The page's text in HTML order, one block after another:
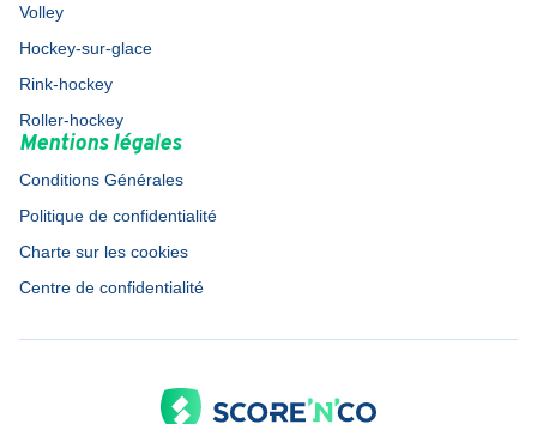
Volley
Hockey-sur-glace
Rink-hockey
Roller-hockey
Mentions légales
Conditions Générales
Politique de confidentialité
Charte sur les cookies
Centre de confidentialité